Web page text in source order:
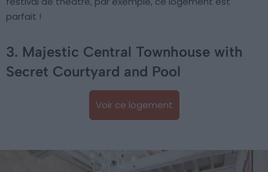
parfait !
3. Majestic Central Townhouse with
Secret Courtyard and Pool
Voir ce logement